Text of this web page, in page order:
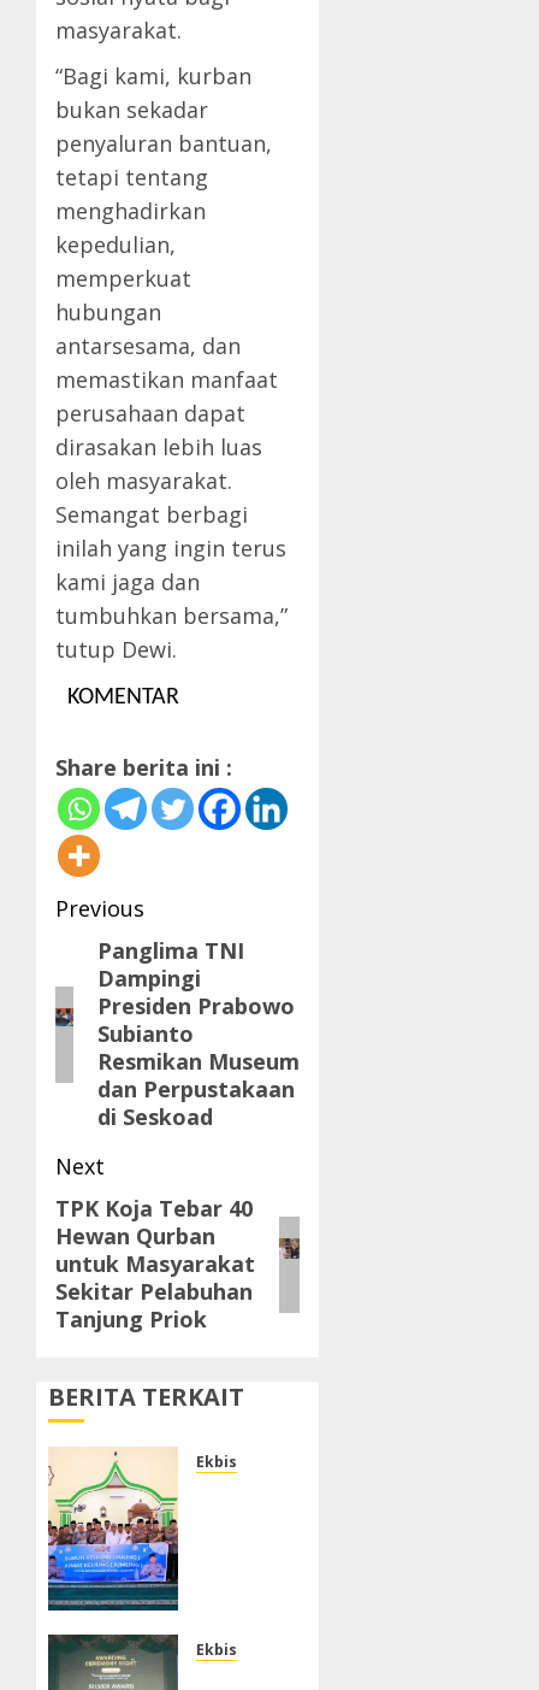
masyarakat.
“Bagi kami, kurban
bukan sekadar
penyaluran bantuan,
tetapi tentang
menghadirkan
kepedulian,
memperkuat
hubungan
antarsesama, dan
memastikan manfaat
perusahaan dapat
dirasakan lebih luas
oleh masyarakat.
Semangat berbagi
inilah yang ingin terus
kami jaga dan
tumbuhkan bersama,”
tutup Dewi.
KOMENTAR
Share berita ini :
Post
navigation
Previous
Previous
post:
Panglima TNI
Dampingi
Presiden Prabowo
Subianto
Resmikan Museum
dan Perpustakaan
di Seskoad
Next
Next
post:
TPK Koja Tebar 40
Hewan Qurban
untuk Masyarakat
Sekitar Pelabuhan
Tanjung Priok
BERITA TERKAIT
Ekbis
Orang
Ekbis